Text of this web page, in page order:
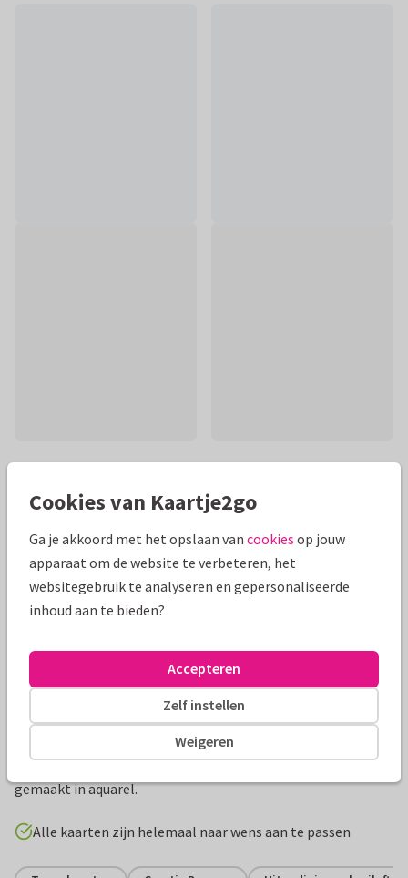
Mooie extra's bij je kaart
Productinformatie
Trouwen met mooie botanische anemoontjes en eucalyptus
gemaakt in aquarel.
Alle kaarten zijn helemaal naar wens aan te passen
Cookies van Kaartje2go
Ga je akkoord met het opslaan van cookies op jouw
apparaat om de website te verbeteren, het
websitegebruik te analyseren en gepersonaliseerde
inhoud aan te bieden?
Weigeren
Zelf instellen
Accepteren